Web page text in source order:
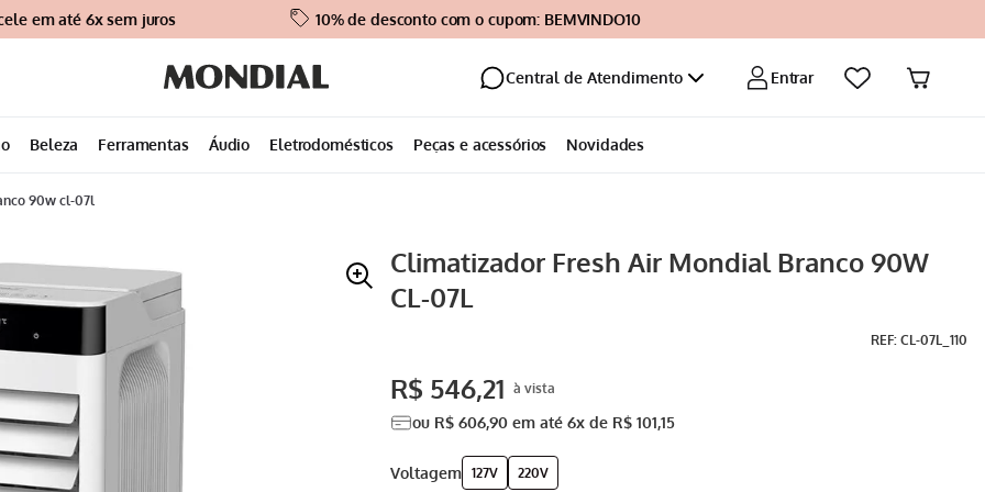
em até 6x sem juros 10% de desconto com o cupom: BEMVINDO10
Central de Atendimento Entrar
Beleza Ferramentas Áudio Eletrodomésticos Peças e acessórios Novidades
90w cl-07l
Climatizador Fresh Air Mondial Branco 90W
CL-07L
: CL-07L_110
R$ 546,21
ou R$ 606,90 em até6x de R$ 101,15
voltagem 127V 220V